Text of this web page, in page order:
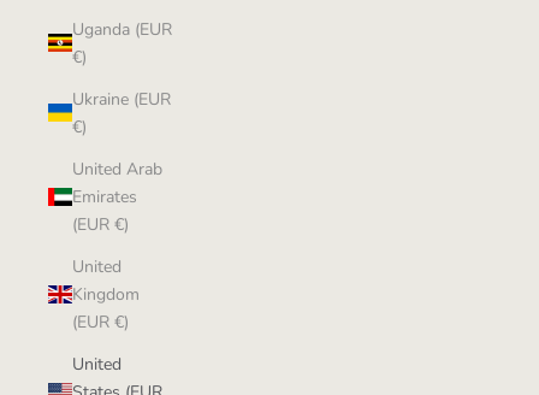
Uganda (EUR
€)
Ukraine (EUR
€)
United Arab
Emirates
(EUR €)
United
Kingdom
(EUR €)
United